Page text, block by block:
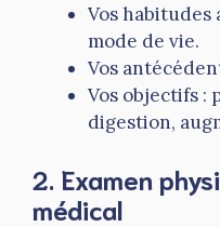
Vos
mode de vie.
Vos
Vos objectifs :
digestion,
2. Examen
médical